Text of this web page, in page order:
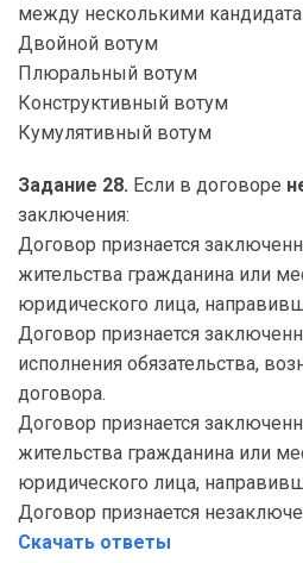
между несколькими
Двойной вотум
Плюральный вотум
Конструктивный вотум
Кумулятивный вотум
Задание 28. Если в договоре
заключения:
Договор признается
жительства гражданина или
юридического лица,
Договор признается
исполнения обязательства,
договора.
Договор признается
жительства гражданина или
юридического лица,
Договор признается
Скачать ответы